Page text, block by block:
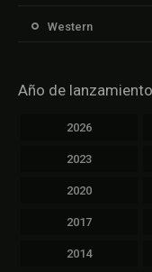
Western
Año de lanzamiento
2026
2023
2020
2017
2014